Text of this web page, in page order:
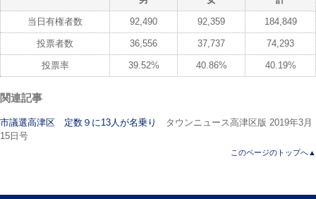
当日有権者数 92,490 92,359 184,849
投票者数 36,556 37,737 74,293
投票率 39.52% 40.86% 40.19%
関連記事
市議選高津区 定数９に13人が名乗り
タウンニュース高津区版 2019年3月
15日号
このページのトップへ▲